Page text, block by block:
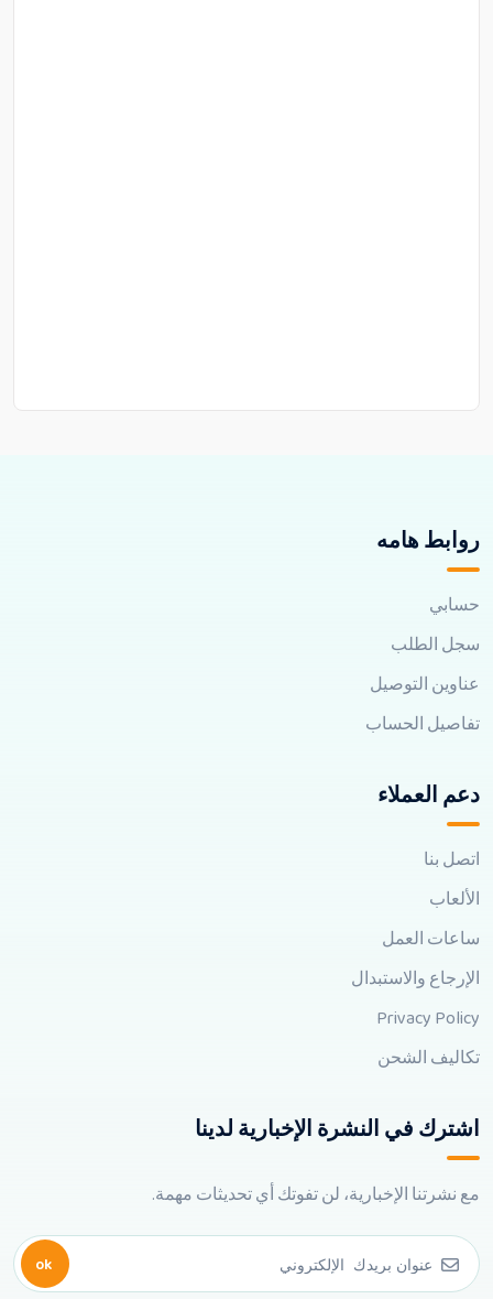
روابط هامه
حسابي
سجل الطلب
عناوين التوصيل
تفاصيل الحساب
دعم العملاء
اتصل بنا
الألعاب
ساعات العمل
الإرجاع والاستبدال
Privacy Policy
تكاليف الشحن
اشترك في النشرة الإخبارية لدينا
مع نشرتنا الإخبارية، لن تفوتك أي تحديثات مهمة.
ok